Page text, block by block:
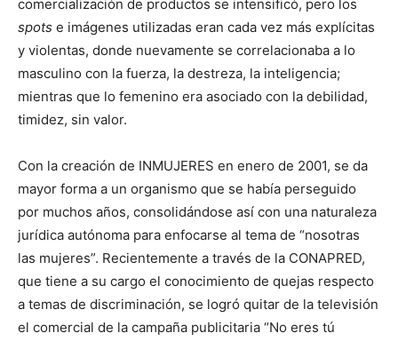
comercialización de productos se intensificó, pero los
spots e imágenes utilizadas eran cada vez más explícitas
y violentas, donde nuevamente se correlacionaba a lo
masculino con la fuerza, la destreza, la inteligencia;
mientras que lo femenino era asociado con la debilidad,
timidez, sin valor.
Con la creación de INMUJERES en enero de 2001, se da
mayor forma a un organismo que se había perseguido
por muchos años, consolidándose así con una naturaleza
jurídica autónoma para enfocarse al tema de “nosotras
las mujeres”. Recientemente a través de la CONAPRED,
que tiene a su cargo el conocimiento de quejas respecto
a temas de discriminación, se logró quitar de la televisión
el comercial de la campaña publicitaria “No eres tú